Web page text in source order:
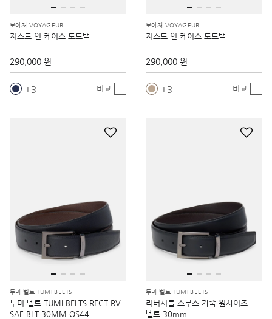
보야져 VOYAGEUR
저스트 인 케이스 토트백
290,000 원
3 비교
보야져 VOYAGEUR
저스트 인 케이스 토트백
290,000 원
3 비교
투미 벨트 TUMI BELTS
투미 벨트 TUMI BELTS RECT RV
SAF BLT 30MM OS44
투미 벨트 TUMI BELTS
리버시블 스무스 가죽 원사이즈
벨트 30mm